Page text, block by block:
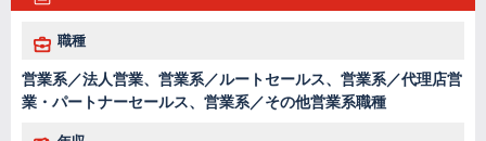
職種
営業系／法人営業、営業系／ルートセールス、営業系／代理店営
業・パートナーセールス、営業系／その他営業系職種